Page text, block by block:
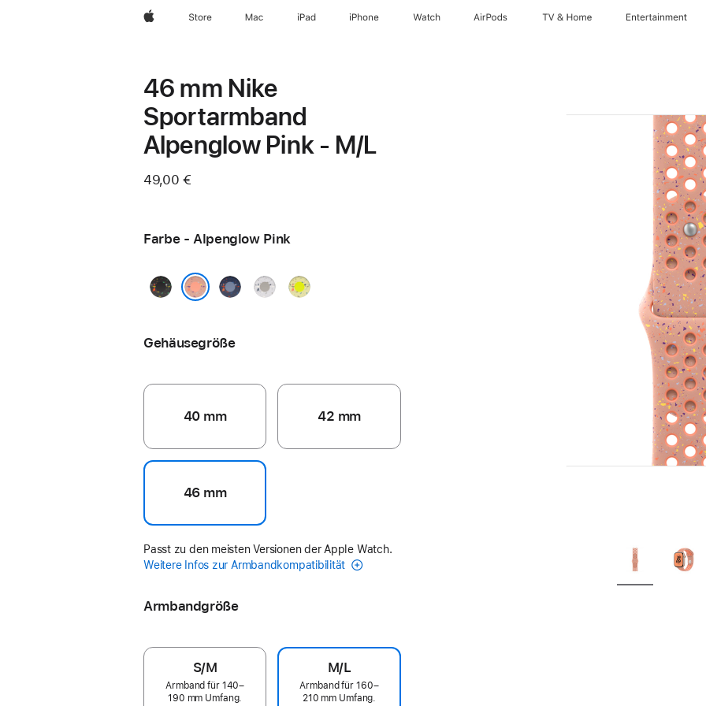
Apple Store Mac iPad iPhone Watch AirPods TV & Home Entertainment
46 mm Nike
Sportarmband
Alpenglow Pink - M/L
49,00 €
Farbe - Alpenglow Pink
Midnight
Blue
VeiledVolt
Gehäusegröße
40 mm 42 mm
46 mm
Passt zu den meisten Versionen der Apple Watch.
Weitere Infos zur Armbandkompatibilität
Armbandgröße
S/M
Armband für 140–
190 mm Umfang.
M/L
Armband für 160–
210 mm Umfang.